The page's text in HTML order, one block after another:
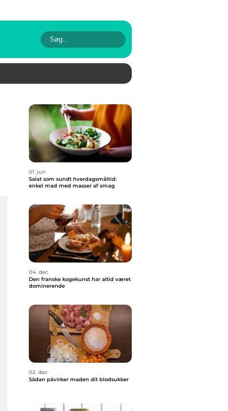
01. jun
Salat som sundt hverdagsmåltid:
enkel mad med masser af smag
04. dec
Den franske kogekunst har altid været
dominerende
02. dec
Sådan påvirker maden dit blodsukker